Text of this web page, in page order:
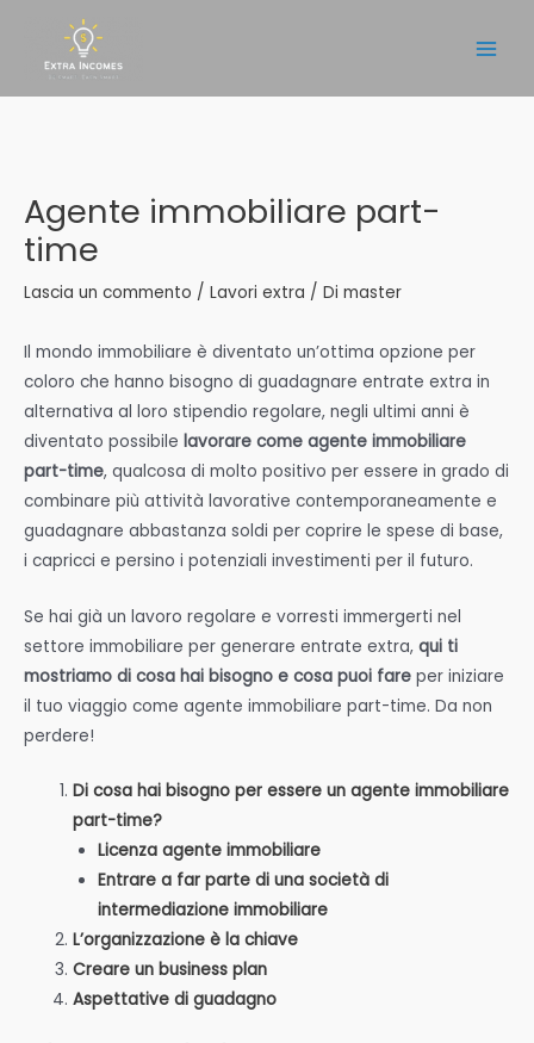
contenuto
Agente immobiliare part-
time
Lascia un commento / Lavori extra / Di master
Il mondo immobiliare è diventato un’ottima opzione per
coloro che hanno bisogno di guadagnare entrate extra in
alternativa al loro stipendio regolare, negli ultimi anni è
diventato possibile lavorare come agente immobiliare
part-time, qualcosa di molto positivo per essere in grado di
combinare più attività lavorative contemporaneamente e
guadagnare abbastanza soldi per coprire le spese di base,
i capricci e persino i potenziali investimenti per il futuro.
Se hai già un lavoro regolare e vorresti immergerti nel
settore immobiliare per generare entrate extra, qui ti
mostriamo di cosa hai bisogno e cosa puoi fare per iniziare
il tuo viaggio come agente immobiliare part-time. Da non
perdere!
Di cosa hai bisogno per essere un agente immobiliare
part-time?
Licenza agente immobiliare
Entrare a far parte di una società di
intermediazione immobiliare
L’organizzazione è la chiave
Creare un business plan
Aspettative di guadagno